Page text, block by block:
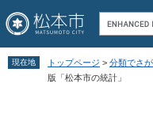
ペ
メ現在地 トップページ > 分類でさ
版「松本市の統計」